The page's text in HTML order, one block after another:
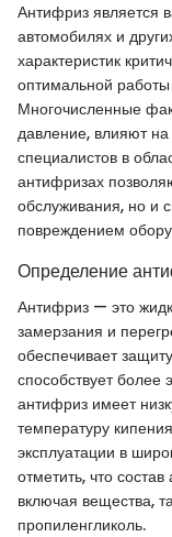
Антифриз является
автомобилях и
характеристик
оптимальной
Многочисленные
давление, влияют
специалистов в
антифризах
обслуживания, но и
повреждением
Определение
Антифриз — это
замерзания и
обеспечивает
способствует
антифриз имеет
температуру
эксплуатации в
отметить, что
включая вещества,
пропиленгликоль.